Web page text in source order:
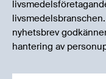
nyhetsbrev
hantering av